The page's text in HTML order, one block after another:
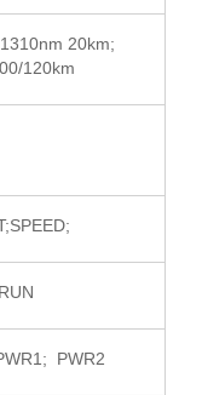
20km;
120km
PWR2